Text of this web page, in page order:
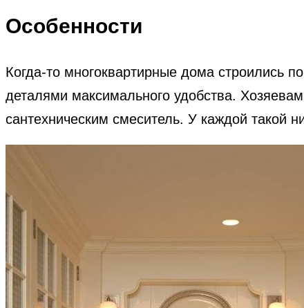
Особенности
Когда-то многоквартирные дома строились
деталями максимального удобства.
сантехническим смеситель. У каждой такой